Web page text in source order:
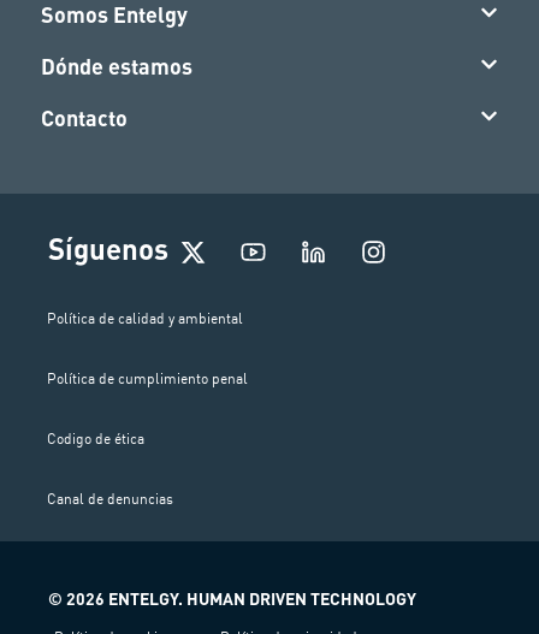
Somos Entelgy
Dónde estamos
Contacto
Síguenos
I
n
Política de calidad y ambiental
Política de cumplimiento penal
Codigo de ética
Canal de denuncias
© 2026 ENTELGY. HUMAN DRIVEN TECHNOLOGY